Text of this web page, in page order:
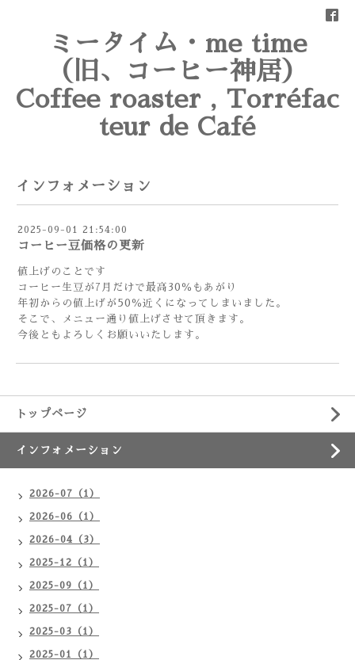
ミータイム・me time
（旧、コーヒー神居）
Coffee roaster , Torréfac
teur de Café
インフォメーション
2025-09-01 21:54:00
コーヒー豆価格の更新
値上げのことです
コーヒー生豆が7月だけで最高30％もあがり
年初からの値上げが50％近くになってしまいました。
そこで、メニュー通り値上げさせて頂きます。
今後ともよろしくお願いいたします。
トップページ
インフォメーション
2026-07（1）
2026-06（1）
2026-04（3）
2025-12（1）
2025-09（1）
2025-07（1）
2025-03（1）
2025-01（1）